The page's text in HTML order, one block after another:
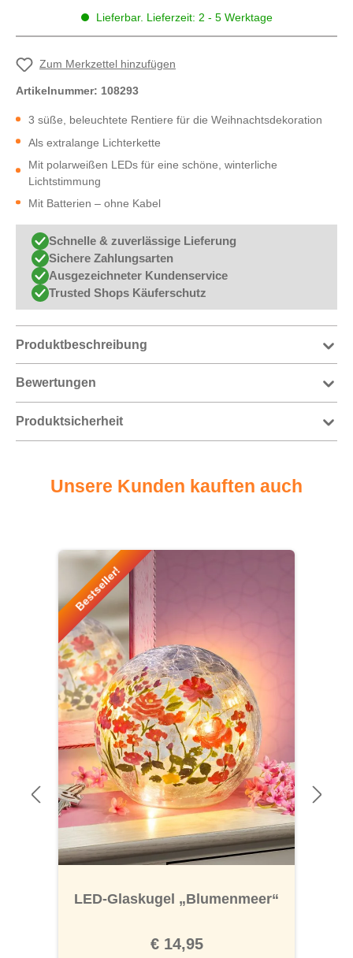
Lieferbar. Lieferzeit: 2 - 5 Werktage
Zum Merkzettel hinzufügen
Artikelnummer: 108293
3 süße, beleuchtete Rentiere für die Weihnachtsdekoration
Als extralange Lichterkette
Mit polarweißen LEDs für eine schöne, winterliche
Lichtstimmung
Mit Batterien – ohne Kabel
Schnelle & zuverlässige Lieferung
Sichere Zahlungsarten
Ausgezeichneter Kundenservice
Trusted Shops Käuferschutz
Produktbeschreibung
Bewertungen
Produktsicherheit
Unsere Kunden kauften auch
Produktgalerie überspringen
Bestseller!
LED-Glaskugel „Blumenmeer“
€ 14,95